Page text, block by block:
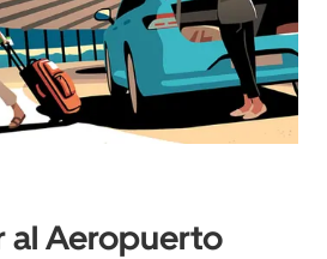
al Aeropuerto